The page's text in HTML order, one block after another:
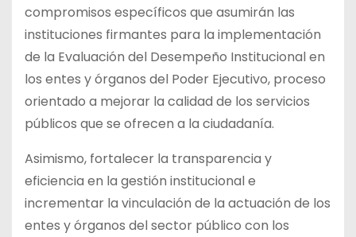
compromisos específicos que asumirán las
instituciones firmantes para la implementación
de la Evaluación del Desempeño Institucional en
los entes y órganos del Poder Ejecutivo, proceso
orientado a mejorar la calidad de los servicios
públicos que se ofrecen a la ciudadanía.
Asimismo, fortalecer la transparencia y
eficiencia en la gestión institucional e
incrementar la vinculación de la actuación de los
entes y órganos del sector público con los